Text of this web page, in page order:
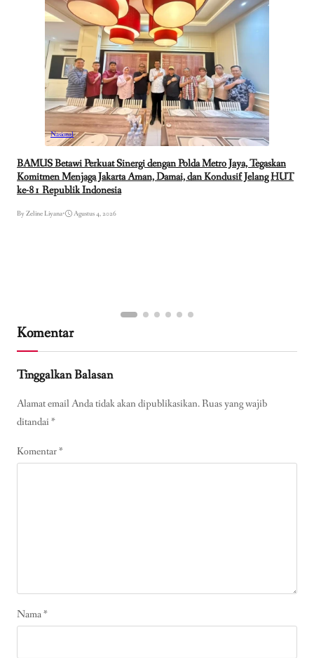
Nasional
BAMUS Betawi Perkuat Sinergi dengan Polda Metro Jaya, Tegaskan
Komitmen Menjaga Jakarta Aman, Damai, dan Kondusif Jelang HUT
ke-81 Republik Indonesia
By Zeline Liyana• Agustus 4, 2026
Komentar
Tinggalkan Balasan
Alamat email Anda tidak akan dipublikasikan.Ruas yang wajib
ditandai*
Komentar*
Nama*